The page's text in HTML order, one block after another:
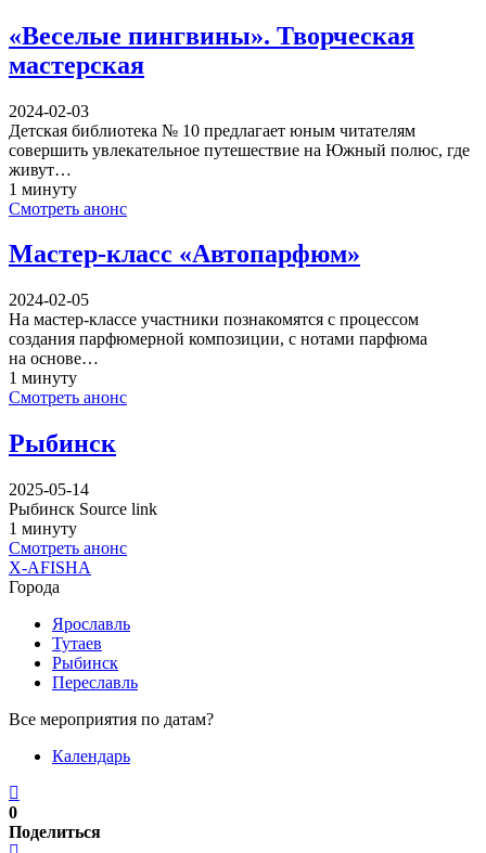
«Веселые пингвины». Творческая
мастерская
2024-02-03
Детская библиотека № 10 предлагает юным читателям
совершить увлекательное путешествие на Южный полюс, где
живут…
1 минуту
Смотреть анонс
Мастер-класс «Автопарфюм»
2024-02-05
На мастер-классе участники познакомятся с процессом
создания парфюмерной композиции, с нотами парфюма
на основе…
1 минуту
Смотреть анонс
Рыбинск
2025-05-14
Рыбинск Source link
1 минуту
Смотреть анонс
X-AFISHA
Города
Ярославль
Тутаев
Рыбинск
Переславль
Все мероприятия по датам?
Календарь
0
Поделиться